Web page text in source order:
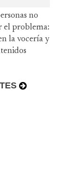
no
el problema:
la vocería y